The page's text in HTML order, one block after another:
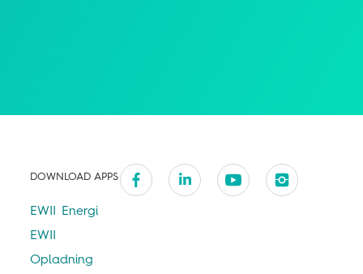
DOWNLOAD APPS
EWII Energi
EWII
Opladning